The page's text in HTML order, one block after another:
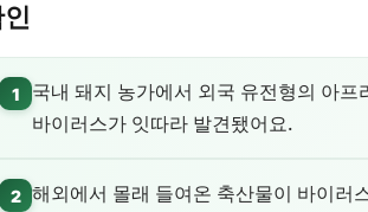
1
국내 돼지 농가에서 외국 유전형의 아프
바이러스가 잇따라 발견됐어요.
2 해외에서 몰래 들여온 축산물이 바이러